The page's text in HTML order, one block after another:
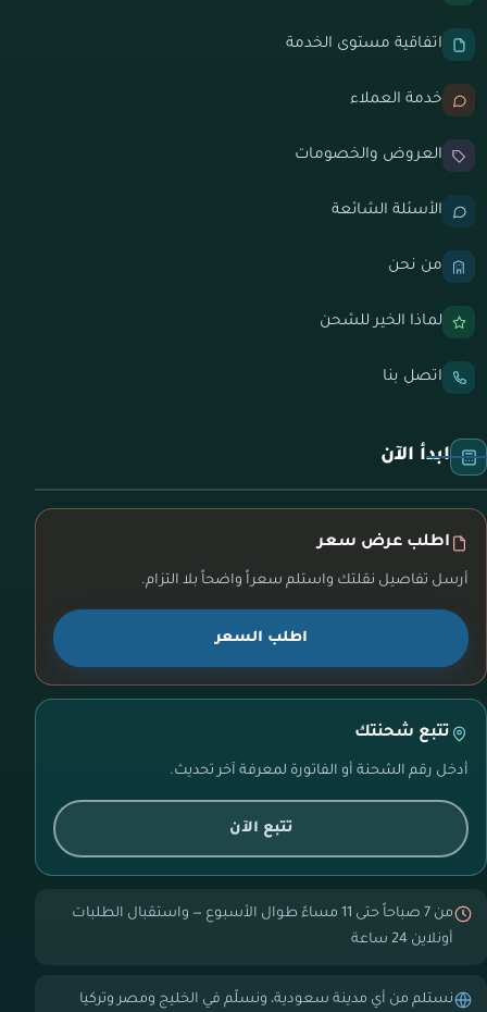
اتفاقية مستوى الخدمة
خدمة العملاء
العروض والخصومات
الأسئلة الشائعة
من نحن
لماذا الخير للشحن
اتصل بنا
ابدأ الآن
اطلب عرض سعر
أرسل تفاصيل نقلتك واستلم سعراً واضحاً بلا التزام.
اطلب السعر
تتبع شحنتك
أدخل رقم الشحنة أو الفاتورة لمعرفة آخر تحديث.
تتبع الآن
من 7 صباحاً حتى 11 مساءً طوال الأسبوع — واستقبال الطلبات
أونلاين 24 ساعة
نستلم من أي مدينة سعودية، ونسلّم في الخليج ومصر وتركيا